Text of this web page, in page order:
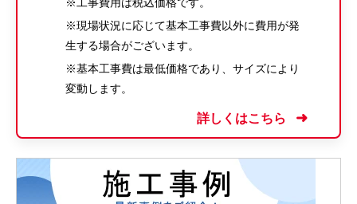
※現場状況に応じて基本工事費以外に費用が発
生する場合がございます。
※基本工事費は最低価格であり、サイズにより
変動します。
詳しくはこちら